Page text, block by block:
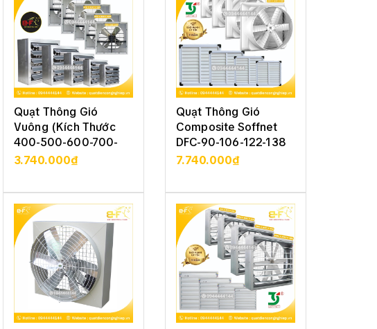
Quạt Thông Gió
Vuông (Kích Thước
400-500-600-700-
800)
3.740.000₫
XEM CHI TIẾT
Quạt Thông Gió
Composite Soffnet
DFC-90-106-122-138
7.740.000₫
XEM CHI TIẾT